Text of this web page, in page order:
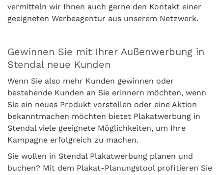
vermitteln wir Ihnen auch gerne den Kontakt einer
geeigneten Werbeagentur aus unserem Netzwerk.
Gewinnen Sie mit Ihrer Außenwerbung in
Stendal neue Kunden
Wenn Sie also mehr Kunden gewinnen oder
bestehende Kunden an Sie erinnern möchten, wenn
Sie ein neues Produkt vorstellen oder eine Aktion
bekanntmachen möchten bietet Plakatwerbung in
Stendal viele geeignete Möglichkeiten, um Ihre
Kampagne erfolgreich zu machen.
Sie wollen in Stendal Plakatwerbung planen und
buchen? Mit dem Plakat-Planungstool profitieren Sie